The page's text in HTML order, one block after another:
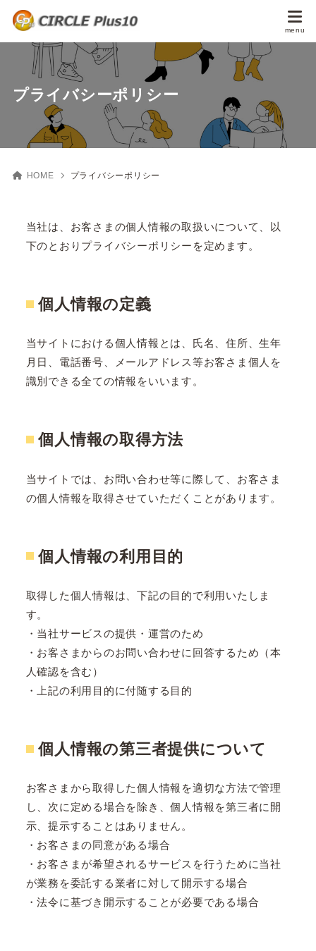
プライバシーポリシー
HOME プライバシーポリシー
当社は、お客さまの個人情報の取扱いについて、以
下のとおりプライバシーポリシーを定めます。
個人情報の定義
当サイトにおける個人情報とは、氏名、住所、生年
月日、電話番号、メールアドレス等お客さま個人を
識別できる全ての情報をいいます。
個人情報の取得方法
当サイトでは、お問い合わせ等に際して、お客さま
の個人情報を取得させていただくことがあります。
個人情報の利用目的
取得した個人情報は、下記の目的で利用いたしま
す。
・当社サービスの提供・運営のため
・お客さまからのお問い合わせに回答するため（本
人確認を含む）
・上記の利用目的に付随する目的
個人情報の第三者提供について
お客さまから取得した個人情報を適切な方法で管理
し、次に定める場合を除き、個人情報を第三者に開
示、提示することはありません。
・お客さまの同意がある場合
・お客さまが希望されるサービスを行うために当社
が業務を委託する業者に対して開示する場合
・法令に基づき開示することが必要である場合